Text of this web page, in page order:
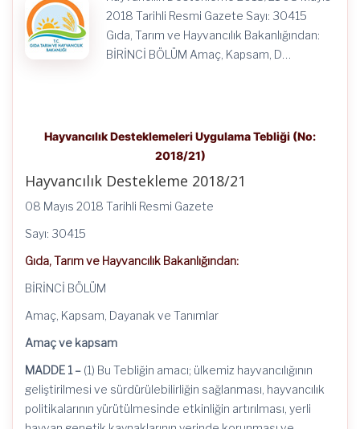
2018 Tarihli Resmi Gazete Sayı: 30415
Gıda, Tarım ve Hayvancılık Bakanlığından:
BİRİNCİ BÖLÜM Amaç, Kapsam, D…
Hayvancılık Desteklemeleri Uygulama Tebliği (No:
2018/21)
Hayvancılık Destekleme 2018/21
08 Mayıs 2018 Tarihli Resmi Gazete
Sayı: 30415
Gıda, Tarım ve Hayvancılık Bakanlığından:
BİRİNCİ BÖLÜM
Amaç, Kapsam, Dayanak ve Tanımlar
Amaç ve kapsam
MADDE 1 – (1) Bu Tebliğin amacı; ülkemiz hayvancılığının
geliştirilmesi ve sürdürülebilirliğin sağlanması, hayvancılık
politikalarının yürütülmesinde etkinliğin artırılması, yerli